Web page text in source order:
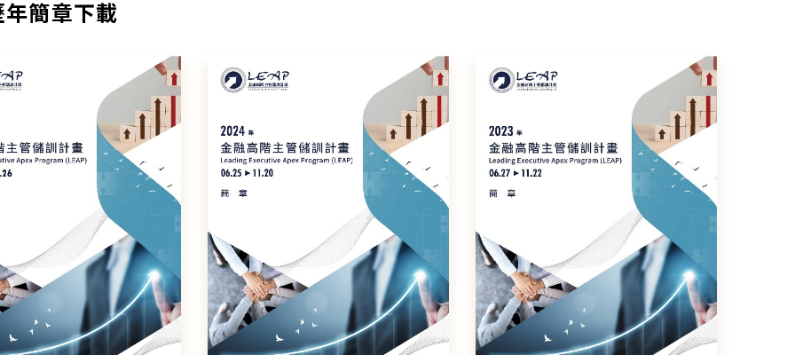
年簡章下載